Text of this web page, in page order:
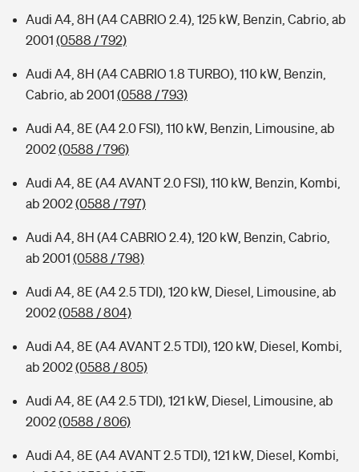
Audi A4, 8H (A4 CABRIO 2.4), 125 kW, Benzin, Cabrio, ab
2001 (0588 / 792)
Audi A4, 8H (A4 CABRIO 1.8 TURBO), 110 kW, Benzin,
Cabrio, ab 2001 (0588 / 793)
Audi A4, 8E (A4 2.0 FSI), 110 kW, Benzin, Limousine, ab
2002(0588 / 796)
Audi A4, 8E (A4 AVANT 2.0 FSI), 110 kW, Benzin, Kombi,
ab 2002(0588 / 797)
Audi A4, 8H (A4 CABRIO 2.4), 120 kW, Benzin, Cabrio,
ab 2001 (0588 / 798)
Audi A4, 8E (A4 2.5 TDI), 120 kW, Diesel, Limousine, ab
2002(0588 / 804)
Audi A4, 8E (A4 AVANT 2.5 TDI), 120 kW, Diesel, Kombi,
ab 2002(0588 / 805)
Audi A4, 8E (A4 2.5 TDI), 121 kW, Diesel, Limousine, ab
2002(0588 / 806)
Audi A4, 8E (A4 AVANT 2.5 TDI), 121 kW, Diesel, Kombi,